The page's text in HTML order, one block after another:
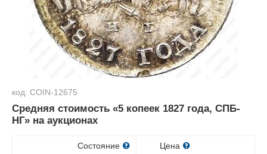
код: COIN-12675
Средняя стоимость «5 копеек 1827 года, СПБ-
НГ» на аукционах
Состояние Цена